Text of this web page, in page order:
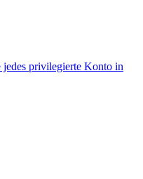
jedes privilegierte Konto in